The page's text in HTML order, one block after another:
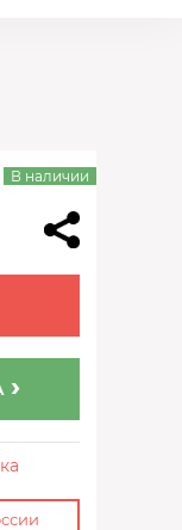
В наличии